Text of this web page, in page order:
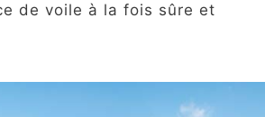
de voile à la fois sûre et